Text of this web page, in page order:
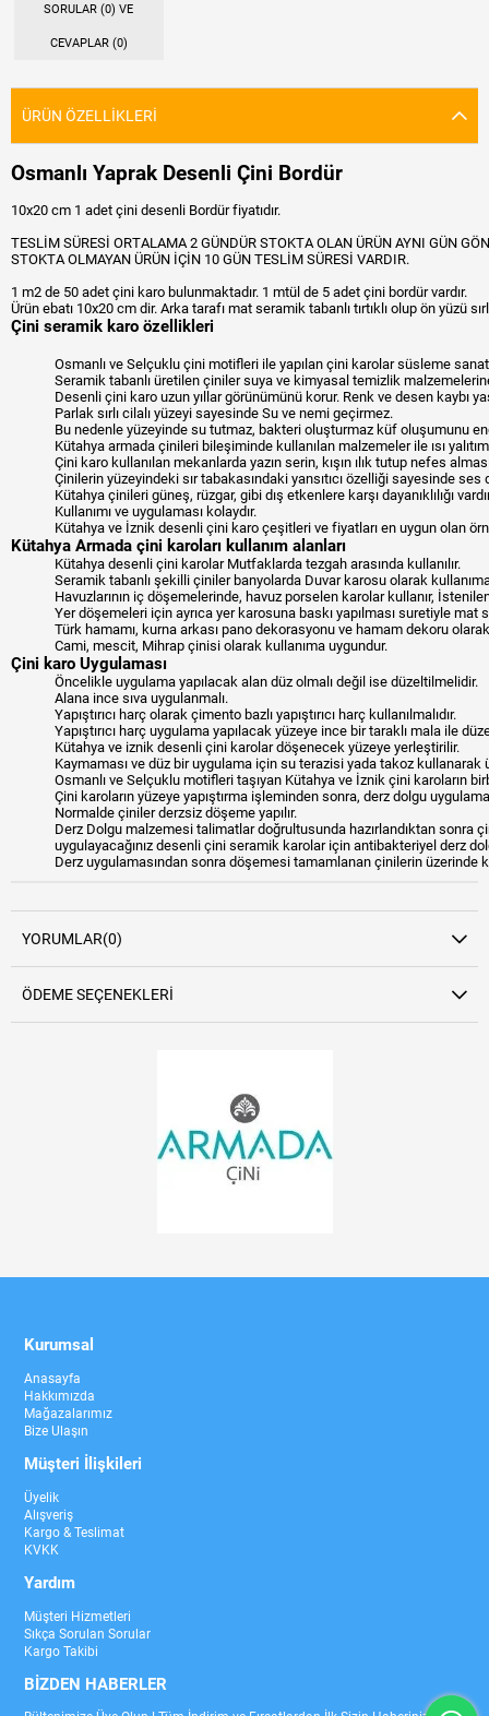
SORULAR (0) VE
CEVAPLAR (0)
ÜRÜN ÖZELLIKLERI
Osmanlı Yaprak Desenli Çini Bordür
10x20 cm 1 adet çini desenli Bordür fiyatıdır.
TESLİM SÜRESİ ORTALAMA 2 GÜNDÜR STOKTA OLAN ÜRÜN AYNI GÜN
STOKTA OLMAYAN ÜRÜN İÇİN 10 GÜN TESLİM SÜRESİ VARDIR.
1 m2 de 50 adet çini karo bulunmaktadır. 1 mtül de 5 adet çini bordür vardır.
Ürün ebatı 10x20 cm dir. Arka tarafı mat seramik tabanlı tırtıklı olup ön yüzü
Çini seramik karo özellikleri
Osmanlı ve Selçuklu çini motifleri ile yapılan çini karolar süsleme
Seramik tabanlı üretilen çiniler suya ve kimyasal temizlik malzemelerine
Desenli çini karo uzun yıllar görünümünü korur. Renk ve desen kaybı
Parlak sırlı cilalı yüzeyi sayesinde Su ve nemi geçirmez.
Bu nedenle yüzeyinde su tutmaz, bakteri oluşturmaz küf oluşumunu
Kütahya armada çinileri bileşiminde kullanılan malzemeler ile ısı
Çini karo kullanılan mekanlarda yazın serin, kışın ılık tutup nefes
Çinilerin yüzeyindeki sır tabakasındaki yansıtıcı özelliği sayesinde ses
Kütahya çinileri güneş, rüzgar, gibi dış etkenlere karşı dayanıklılığı
Kullanımı ve uygulaması kolaydır.
Kütahya ve İznik desenli çini karo çeşitleri ve fiyatları en uygun olan
Kütahya Armada çini karoları kullanım alanları
Kütahya desenli çini karolar Mutfaklarda tezgah arasında kullanılır.
Seramik tabanlı şekilli çiniler banyolarda Duvar karosu olarak
Havuzlarının iç döşemelerinde, havuz porselen karolar kullanır,
Yer döşemeleri için ayrıca yer karosuna baskı yapılması suretiyle mat
Türk hamamı, kurna arkası pano dekorasyonu ve hamam dekoru
Cami, mescit, Mihrap çinisi olarak kullanıma uygundur.
Çini karo Uygulaması
Öncelikle uygulama yapılacak alan düz olmalı değil ise düzeltilmelidir.
Alana ince sıva uygulanmalı.
Yapıştırıcı harç olarak çimento bazlı yapıştırıcı harç kullanılmalıdır.
Yapıştırıcı harç uygulama yapılacak yüzeye ince bir taraklı mala ile
Kütahya ve iznik desenli çini karolar döşenecek yüzeye yerleştirilir.
Kaymaması ve düz bir uygulama için su terazisi yada takoz kullanarak
Osmanlı ve Selçuklu motifleri taşıyan Kütahya ve İznik çini karoların
Çini karoların yüzeye yapıştırma işleminden sonra, derz dolgu
Normalde çiniler derzsiz döşeme yapılır.
Derz Dolgu malzemesi talimatlar doğrultusunda hazırlandıktan sonra
uygulayacağınız desenli çini seramik karolar için antibakteriyel derz
Derz uygulamasından sonra döşemesi tamamlanan çinilerin üzerinde
YORUMLAR(0)
ÖDEME SEÇENEKLERI
Kurumsal
Anasayfa
Hakkımızda
Mağazalarımız
Bize Ulaşın
Müşteri İlişkileri
Üyelik
Alışveriş
Kargo & Teslimat
KVKK
Yardım
Müşteri Hizmetleri
Sıkça Sorulan Sorular
Kargo Takibi
BİZDEN HABERLER